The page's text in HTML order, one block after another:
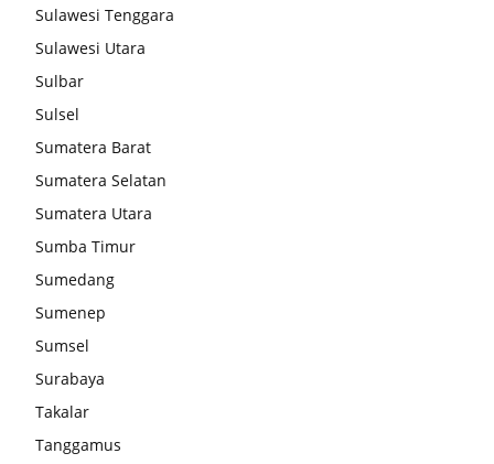
Sulawesi Tenggara
Sulawesi Utara
Sulbar
Sulsel
Sumatera Barat
Sumatera Selatan
Sumatera Utara
Sumba Timur
Sumedang
Sumenep
Sumsel
Surabaya
Takalar
Tanggamus